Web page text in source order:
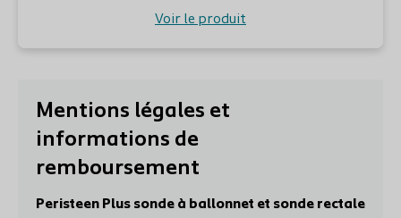
Voir le produit
Mentions légales et
informations de
remboursement
Peristeen Plus sonde à ballonnet et sonde rectale